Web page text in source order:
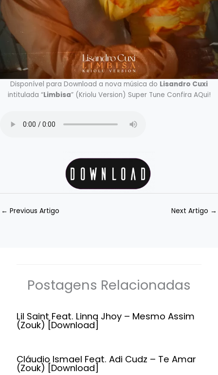
Disponível para Download a nova música do Lisandro Cuxi
intitulada “Limbisa” (Kriolu Version) Super Tune Confira AQui!
← Previous Artigo Next Artigo →
Postagens Relacionadas
Lil Saint Feat. Linna Jhoy – Mesmo Assim
(Zouk) [Download]
Cláudio Ismael Feat. Adi Cudz – Te Amar
(Zouk) [Download]